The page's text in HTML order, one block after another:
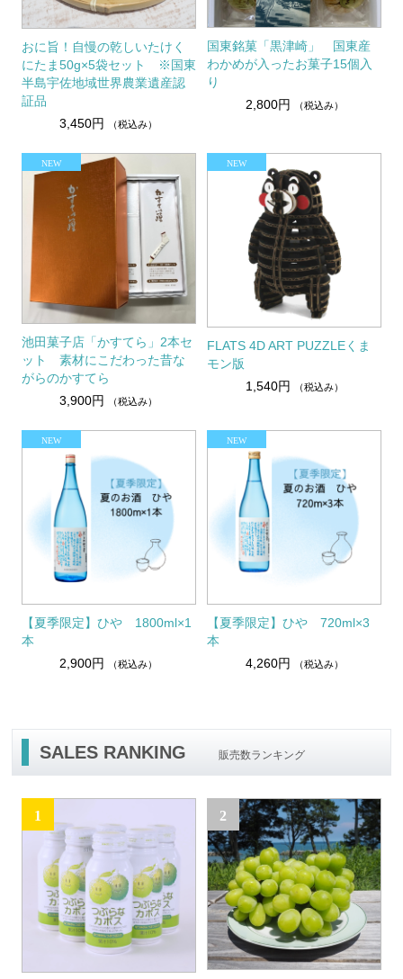
おに旨！自慢の乾しいたけく
にたま50g×5袋セット ※国東
半島宇佐地域世界農業遺産認
証品
3,450円
（税込み）
国東銘菓「黒津崎」 国東産
わかめが入ったお菓子15個入
り
2,800円
（税込み）
池田菓子店「かすてら」2本セ
ット 素材にこだわった昔な
がらのかすてら
3,900円
（税込み）
FLATS 4D ART PUZZLEくま
モン版
1,540円
（税込み）
【夏季限定】ひや 1800ml×1
本
2,900円
（税込み）
【夏季限定】ひや 720ml×3
本
4,260円
（税込み）
SALES RANKING 販売数ランキング
1 2